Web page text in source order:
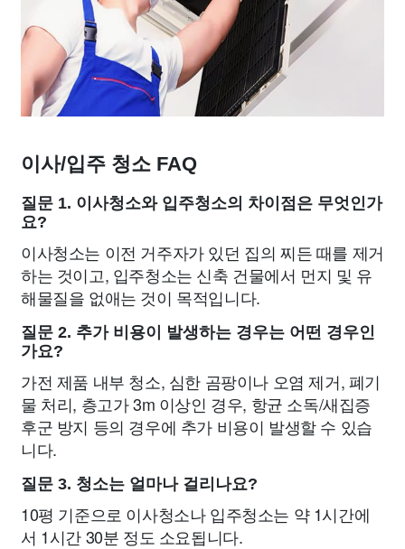
이사/입주 청소 FAQ
질문 1. 이사청소와 입주청소의 차이점은 무엇인가
요?
이사청소는 이전 거주자가 있던 집의 찌든 때를 제거
하는 것이고, 입주청소는 신축 건물에서 먼지 및 유
해물질을 없애는 것이 목적입니다.
질문 2. 추가 비용이 발생하는 경우는 어떤 경우인
가요?
가전 제품 내부 청소, 심한 곰팡이나 오염 제거, 폐기
물 처리, 층고가 3m 이상인 경우, 항균 소독/새집증
후군 방지 등의 경우에 추가 비용이 발생할 수 있습
니다.
질문 3. 청소는 얼마나 걸리나요?
10평 기준으로 이사청소나 입주청소는 약 1시간에
서 1시간 30분 정도 소요됩니다.